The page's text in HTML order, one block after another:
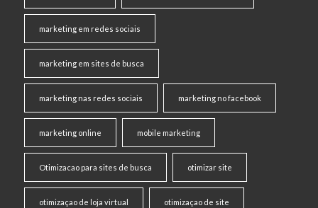
marketing em redes sociais
marketing em sites de busca
marketing nas redes sociais marketing no facebook
marketing online mobile marketing
Otimizacao para sites de busca otimizar site
otimizaçao de loja virtual otimizaçao de site